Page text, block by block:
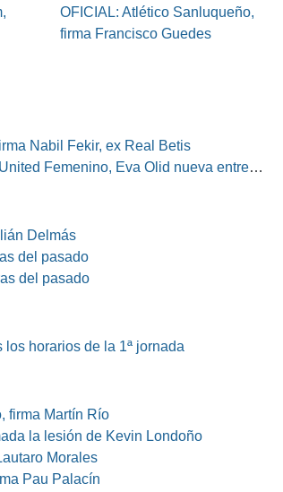
OFICIAL: Atlético Sanluqueño,
firma Francisco Guedes
Nabil Fekir, ex Real Betis
Femenino, Eva Olid nueva entrenadora
Delmás
del pasado
del pasado
los horarios de la 1ª jornada
firma Martín Río
la lesión de Kevin Londoño
Morales
Pau Palacín